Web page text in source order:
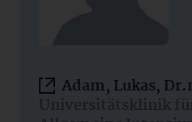
Adam, Lukas,
Universitätsklinik